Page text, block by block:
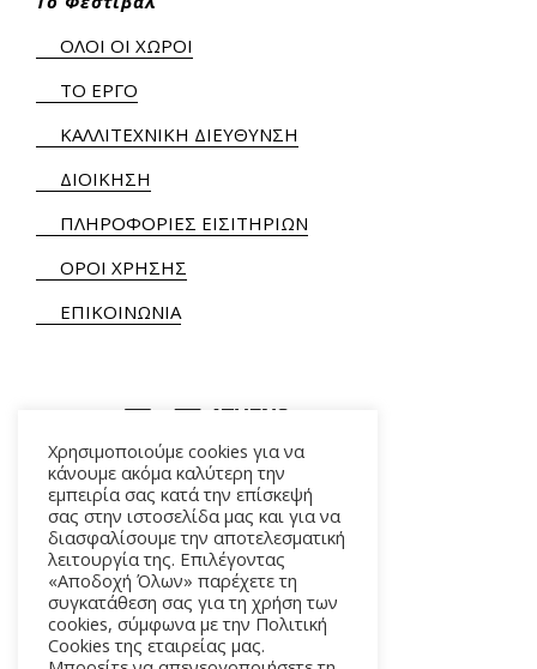
ΟΛΟΙ ΟΙ ΧΩΡΟΙ
ΤΟ ΕΡΓΟ
ΚΑΛΛΙΤΕΧΝΙΚΗ ΔΙΕΥΘΥΝΣΗ
ΔΙΟΙΚΗΣΗ
ΠΛΗΡΟΦΟΡΙΕΣ ΕΙΣΙΤΗΡΙΩΝ
ΟΡΟΙ ΧΡΗΣΗΣ
ΕΠΙΚΟΙΝΩΝΙΑ
ΑΛΚΜΗΝΗΣ 5 – 118 54 ΑΘΗΝΑ
Χρησιμοποιούμε cookies για να
κάνουμε ακόμα καλύτερη την
εμπειρία σας κατά την επίσκεψή
σας στην ιστοσελίδα μας και για να
διασφαλίσουμε την αποτελεσματική
λειτουργία της. Επιλέγοντας
«Αποδοχή Όλων» παρέχετε τη
συγκατάθεση σας για τη χρήση των
cookies, σύμφωνα με την Πολιτική
Cookies της εταιρείας μας.